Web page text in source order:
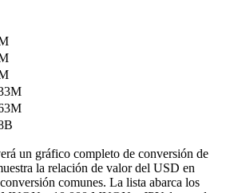
un gráfico completo de conversión de
la relación de valor del USD en
comunes. La lista abarca los